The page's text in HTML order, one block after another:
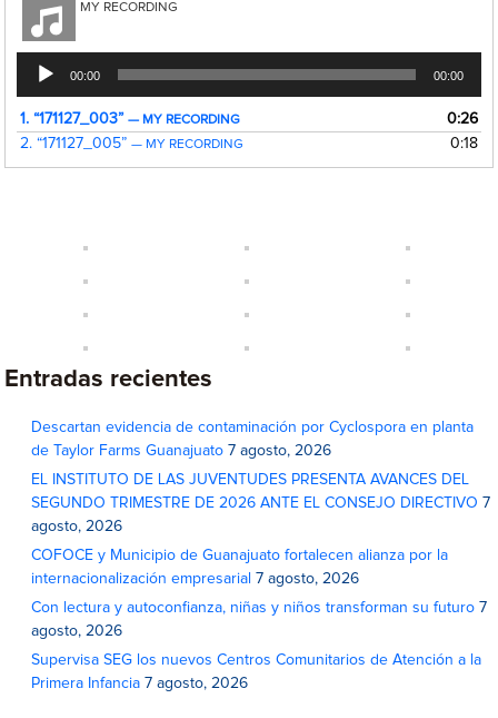
MY RECORDING
Reproductor
audio
00:00 00:00
1.“171127_003”— MY RECORDING
0:26
2.“171127_005”— MY RECORDING 0:18
Entradas recientes
Descartan evidencia de contaminación por Cyclospora en planta
de Taylor Farms Guanajuato 7 agosto, 2026
EL INSTITUTO DE LAS JUVENTUDES PRESENTA AVANCES DEL
SEGUNDO TRIMESTRE DE 2026 ANTE EL CONSEJO DIRECTIVO 7
agosto, 2026
COFOCE y Municipio de Guanajuato fortalecen alianza por la
internacionalización empresarial 7 agosto, 2026
Con lectura y autoconfianza, niñas y niños transforman su futuro 7
agosto, 2026
Supervisa SEG los nuevos Centros Comunitarios de Atención a la
Primera Infancia 7 agosto, 2026